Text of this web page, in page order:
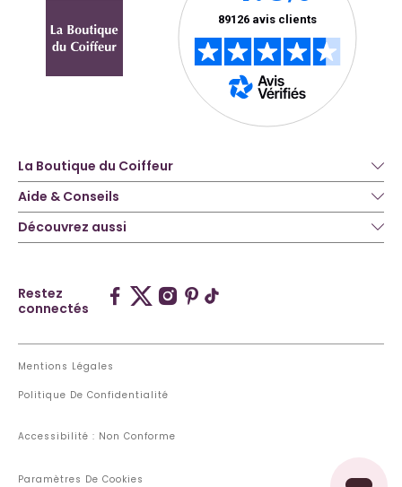
La Boutique du Coiffeur
Aide & Conseils
Découvrez aussi
Restez
connectés
Mentions Légales
Politique De Confidentialité
Accessibilité : Non Conforme
Paramètres De Cookies